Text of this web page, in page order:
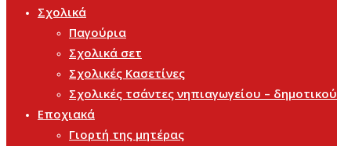
Σχολικά
Παγούρια
Σχολικά σετ
Σχολικές Κασετίνες
Σχολικές τσάντες νηπιαγωγείου – δημοτικού
Εποχιακά
Γιορτή της μητέρας